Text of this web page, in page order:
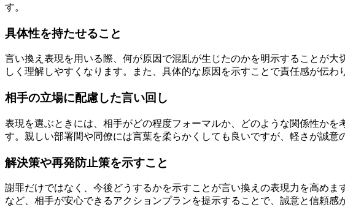
す。
具体性を持たせること
言い換え表現を用いる際、何が原因で混乱が生じたのかを明示することが
しく理解しやすくなります。また、具体的な原因を示すことで責任感が伝わ
相手の立場に配慮した言い回し
表現を選ぶときには、相手がどの程度フォーマルか、どのような関係性か
す。親しい部署間や同僚には言葉を柔らかくしても良いですが、軽さが誠意
解決策や再発防止策を示すこと
謝罪だけではなく、今後どうするかを示すことが言い換えの表現力を高め
など、相手が安心できるアクションプランを提示することで、誠意と信頼感